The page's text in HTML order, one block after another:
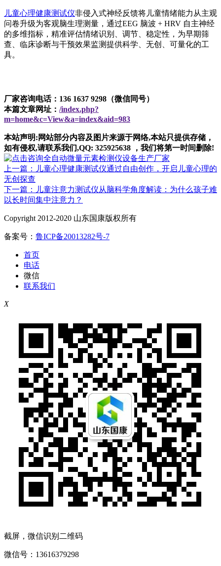
儿童心理健康测试仪非侵入式神经反馈将儿童情绪能力从主观
问卷升级为客观脑生理测量，通过EEG 脑波 + HRV 自主神经
的多维指标，精准评估情绪识别、调节、稳定性，为早期筛
查、临床诊断与干预效果监测提供科学、无创、可量化的工
具。
厂家咨询电话：136 1637 9298（微信同号）
本篇文章网址： /index.php?
m=home&c=View&a=index&aid=983
本站声明:网站部分内容及图片来源于网络,本站只提供存储，
如有侵权,请联系我们,QQ: 325925638 ，我们将第一时间删除!
上一篇：儿童心理健康测试仪通过自由创作，开启儿童心理的
无创探查
下一篇：儿童注意力测试仪从脑科学角度解读：为什么孩子难
以长时间集中注意力？
Copyright 2012-2020 山东国康版权所有
备案号： 鲁ICP备20013282号-7
首页
电话
微信
联系我们
X
截屏，微信识别二维码
微信号： 13616379298